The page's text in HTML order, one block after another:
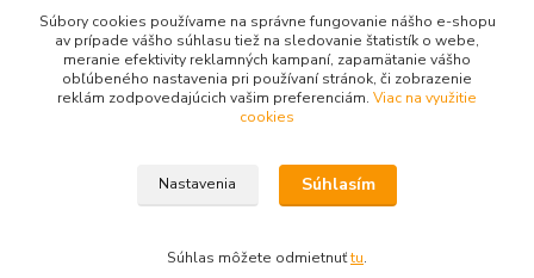
Zákaznícka podpora EuroNáradie
+421 911 629 846
(Po-Pia, 8-16 hod.)
info@euronaradie.sk
Súbory cookies používame na správne fungovanie nášho e-shopu
av prípade vášho súhlasu tiež na sledovanie štatistík o webe,
meranie efektivity reklamných kampaní, zapamätanie vášho
obľúbeného nastavenia pri používaní stránok, či zobrazenie
reklám zodpovedajúcich vašim preferenciám. Viac na využitie
cookies
Nastavenia Súhlasím
Súhlas môžete odmietnuťtu.